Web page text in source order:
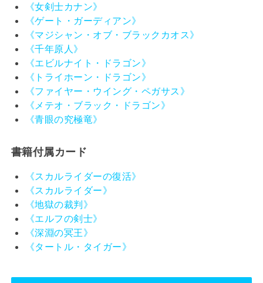
《女剣士カナン》
《ゲート・ガーディアン》
《マジシャン・オブ・ブラックカオス》
《千年原人》
《エビルナイト・ドラゴン》
《トライホーン・ドラゴン》
《ファイヤー・ウイング・ペガサス》
《メテオ・ブラック・ドラゴン》
《青眼の究極竜》
書籍付属カード
《スカルライダーの復活》
《スカルライダー》
《地獄の裁判》
《エルフの剣士》
《深淵の冥王》
《タートル・タイガー》